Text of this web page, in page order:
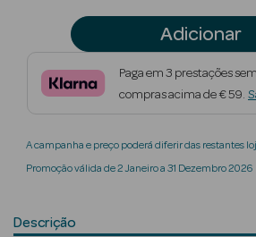
Beauty Season
Maquilhagem
Beauty Season
Beauty Season
Adicionar
Paga em 3 prestações
compras acima de € 59.
A campanha e preço poderá diferir das restantes
Promoção válida de 2 Janeiro a 31 Dezembro 2026
Descrição